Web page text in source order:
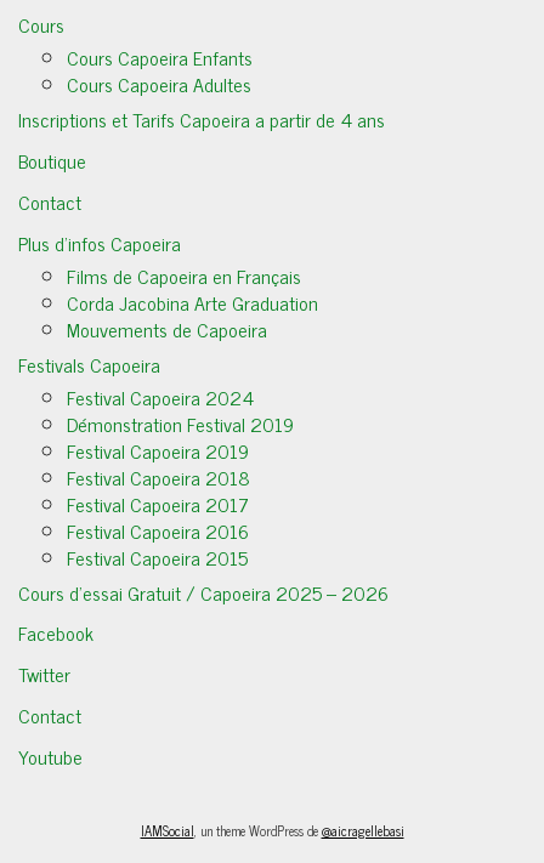
Cours
Cours Capoeira Enfants
Cours Capoeira Adultes
Inscriptions et Tarifs Capoeira a partir de 4 ans
Boutique
Contact
Plus d’infos Capoeira
Films de Capoeira en Français
Corda Jacobina Arte Graduation
Mouvements de Capoeira
Festivals Capoeira
Festival Capoeira 2024
Démonstration Festival 2019
Festival Capoeira 2019
Festival Capoeira 2018
Festival Capoeira 2017
Festival Capoeira 2016
Festival Capoeira 2015
Cours d’essai Gratuit / Capoeira 2025 – 2026
Facebook
Twitter
Contact
Youtube
IAMSocial, un theme WordPress de@aicragellebasi